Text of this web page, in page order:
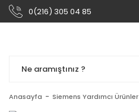
0(216) 305 04 85
Anasayfa Siemens Yardımcı Ürünler